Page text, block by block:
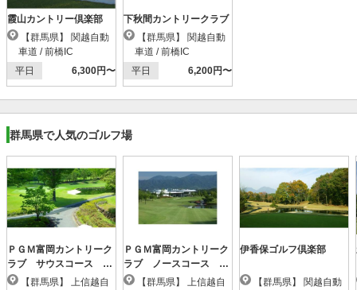
霞山カントリー倶楽部
車道 / 前橋IC
平日
6,300円〜
下秋間カントリークラブ
車道 / 前橋IC
平日
6,200円〜
群馬県で人気のゴルフ場
ＰＧＭ富岡カントリーク
ラブ サウスコース
【ＰＧＭ】
ＰＧＭ富岡カントリーク
ラブ ノースコース
【ＰＧＭ】
伊香保ゴルフ倶楽部